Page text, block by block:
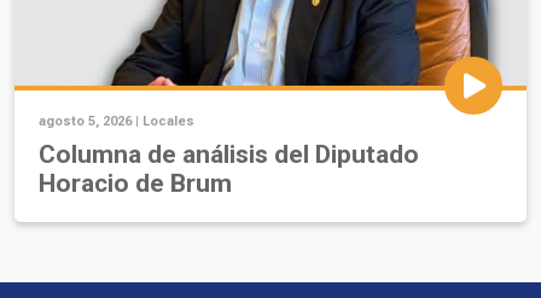
agosto 5, 2026 | Locales
Columna de análisis del Diputado
Horacio de Brum